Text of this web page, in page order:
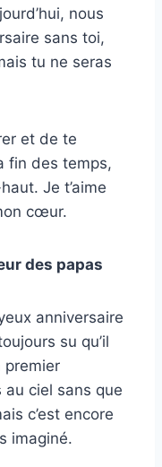
nous
sans toi,
tu ne seras
et de te
fin des temps,
Je t’aime
cœur.
des papas
anniversaire
su qu’il
premier
ciel sans que
c’est encore
imaginé.